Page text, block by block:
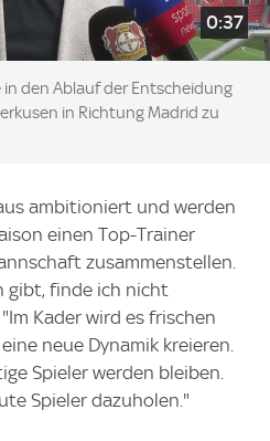
0:37
in den Ablauf der Entscheidung
in Richtung Madrid zu
ambitioniert und werden
einen Top-Trainer
zusammenstellen.
gibt, finde ich nicht
Kader wird es frischen
neue Dynamik kreieren.
Spieler werden bleiben.
Spieler dazuholen."